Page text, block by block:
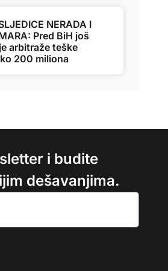
NERADA I
Pred BiH još
arbitraže teške
200 miliona
i budite
dešavanjima.